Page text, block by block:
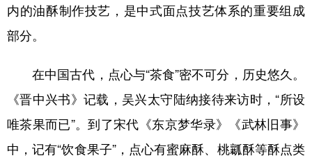
内的油酥制作技艺，是中式面点技艺体系的重要组成
部分。
在中国古代，点心与“茶食”密不可分，历史悠久。
《晋中兴书》记载，吴兴太守陆纳接待来访时，“所设
唯茶果而已”。到了宋代《东京梦华录》《武林旧事》
中，记有“饮食果子”，点心有蜜麻酥、桃瓤酥等酥点类